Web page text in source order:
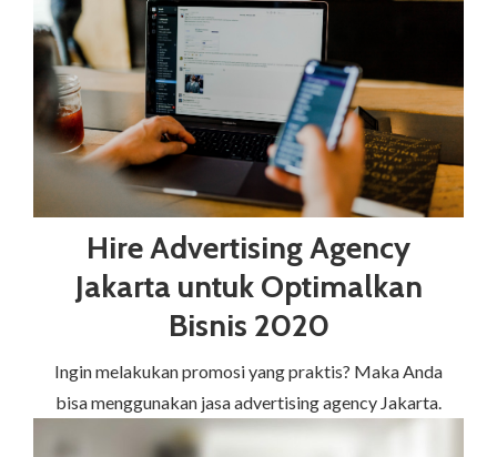
Hire Advertising Agency
Jakarta untuk Optimalkan
Bisnis 2020
Ingin melakukan promosi yang praktis? Maka Anda
bisa menggunakan jasa advertising agency Jakarta.